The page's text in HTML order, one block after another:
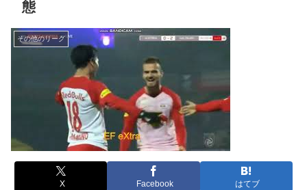
態
その他のリーグ
X Facebook はてブ